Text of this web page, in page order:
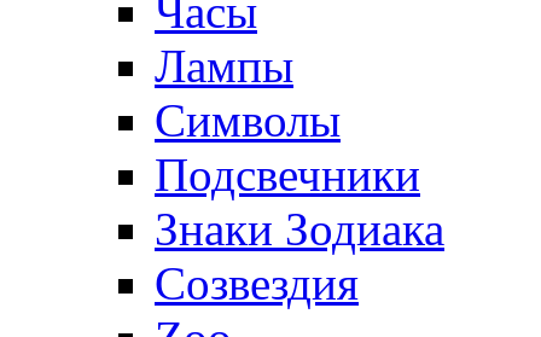
Часы
Лампы
Символы
Подсвечники
Знаки Зодиака
Созвездия